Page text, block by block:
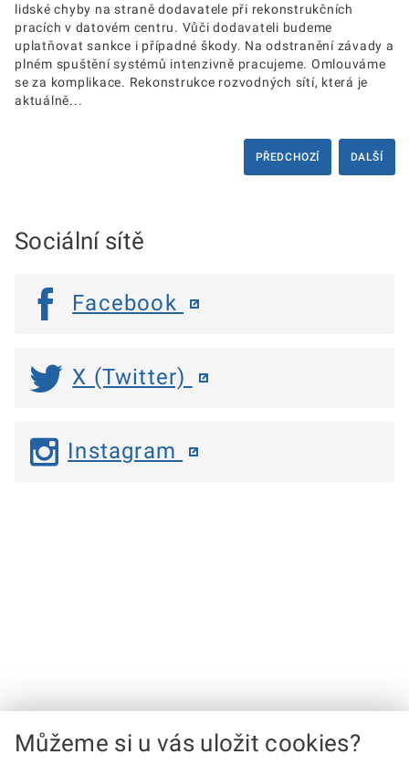
lidské chyby na straně dodavatele při rekonstrukčních
pracích v datovém centru. Vůči dodavateli budeme
uplatňovat sankce i případné škody. Na odstranění závady a
plném spuštění systémů intenzivně pracujeme. Omlouváme
se za komplikace. Rekonstrukce rozvodných sítí, která je
aktuálně...
PŘEDCHOZÍ DALŠÍ
Sociální sítě
Facebook
X (Twitter)
Instagram
Můžeme si u vás uložit cookies?